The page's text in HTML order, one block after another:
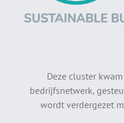
Deze cluster
bedrijfsnetwerk,
wordt verdergezet